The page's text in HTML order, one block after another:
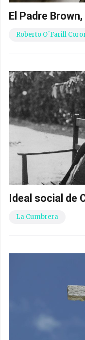
El Padre
Roberto O´Farill
Ideal social de
La Cumbrera